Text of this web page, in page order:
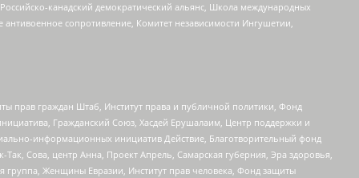
канадский демократический альянс, Школа международных
сопротивление, Комитет независимости Ингушетии,
прав граждан Штаб, Институт права и публичной политики, Фонд
Гражданский Союз, Хасдей Ерушалаим, Центр поддержки и
информационных инициатив Действие, Благотворительный фонд
Сова, центр Анна, Проект Апрель, Самарская губерния, Эра здоровья,
Женщины Евразии, Институт прав человека, Фонд защиты